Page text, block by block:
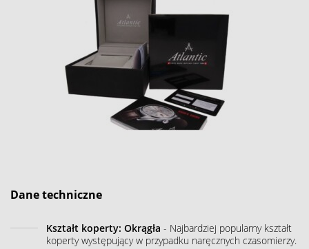
Dane techniczne
Kształt koperty: Okrągła - Najbardziej popularny kształt
koperty występujący w przypadku naręcznych czasomierzy.